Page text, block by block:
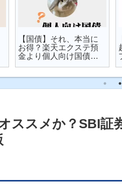
【国債】それ、本当に
お得？楽天エクステ預
金より個人向け国債を
ススメか？SBI証